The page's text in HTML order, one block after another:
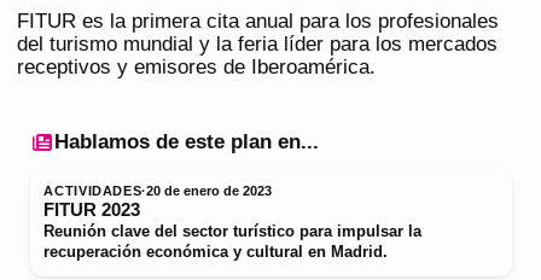
FITUR es la primera cita anual para los profesionales
del turismo mundial y la feria líder para los mercados
receptivos y emisores de Iberoamérica.
Hablamos de este plan en...
ACTIVIDADES·20 de enero de 2023
FITUR 2023
Reunión clave del sector turístico para impulsar la
recuperación económica y cultural en Madrid.